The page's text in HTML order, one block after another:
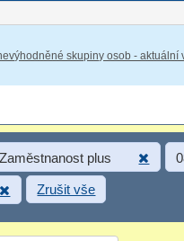
skupiny osob - aktuální
plus
Zrušit vše